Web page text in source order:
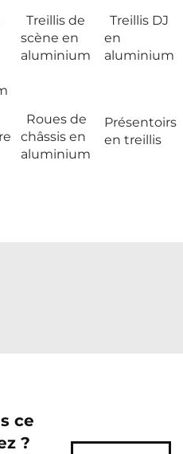
Treillis de
scène en
aluminium
Treillis DJ
en
aluminium
Roues de
châssis en
aluminium
Présentoirs
en treillis
ce
?